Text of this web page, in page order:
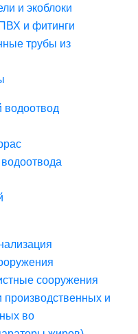
и экоблоки
и фитинги
трубы из
водоотвод
сооружения
и
во